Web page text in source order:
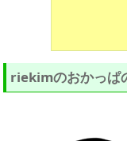
riekimのおかっぱ